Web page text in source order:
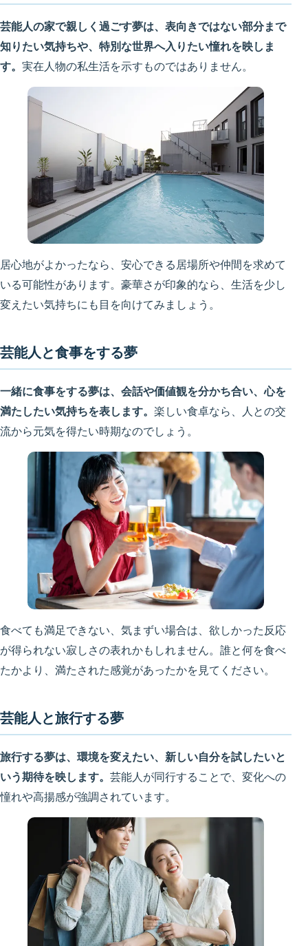
芸能人の家で親しく過ごす夢は、表向きではない部分まで
知りたい気持ちや、特別な世界へ入りたい憧れを映しま
す。 実在人物の私生活を示すものではありません。
居心地がよかったなら、安心できる居場所や仲間を求めて
いる可能性があります。豪華さが印象的なら、生活を少し
変えたい気持ちにも目を向けてみましょう。
芸能人と食事をする夢
一緒に食事をする夢は、会話や価値観を分かち合い、心を
満たしたい気持ちを表します。 楽しい食卓なら、人との交
流から元気を得たい時期なのでしょう。
食べても満足できない、気まずい場合は、欲しかった反応
が得られない寂しさの表れかもしれません。誰と何を食べ
たかより、満たされた感覚があったかを見てください。
芸能人と旅行する夢
旅行する夢は、環境を変えたい、新しい自分を試したいと
いう期待を映します。 芸能人が同行することで、変化への
憧れや高揚感が強調されています。